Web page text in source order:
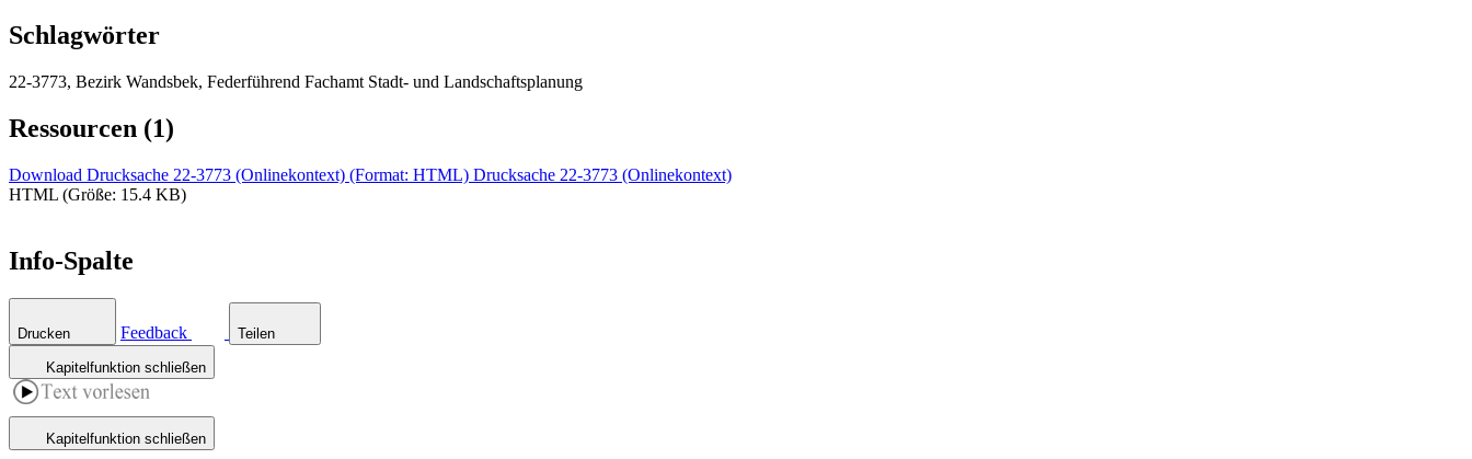
Schlagwörter
22-3773, Bezirk Wandsbek, Federführend Fachamt Stadt- und Landschaftsplanung
Ressourcen (1)
Download Drucksache 22-3773 (Onlinekontext) (Format: HTML) Drucksache 22-3773 (Onlinekontext)
HTML (Größe: 15.4 KB)
Info-Spalte
Drucken Feedback Teilen
Kapitelfunktion schließen
Kapitelfunktion schließen